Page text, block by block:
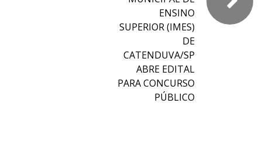
ENSINO
SUPERIOR (IMES)
DE
CATENDUVA/SP
ABRE EDITAL
PARA CONCURSO
PÚBLICO